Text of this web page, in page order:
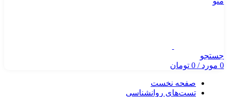
جستجو
0 مورد/
0 تومان
صفحه نخست
تست‌های روانشناسی